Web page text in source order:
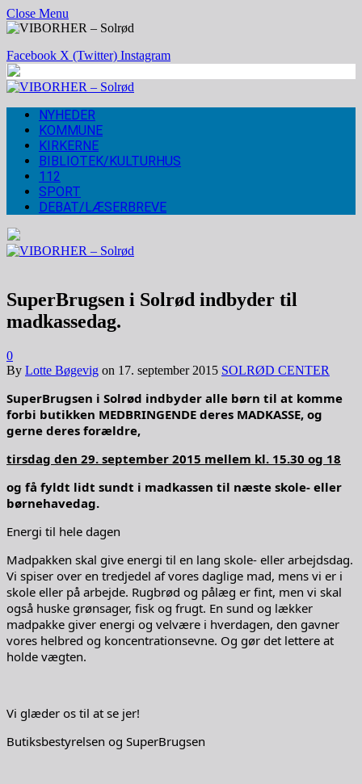
Close Menu
Facebook X (Twitter) Instagram
NYHEDER
KOMMUNE
KIRKERNE
BIBLIOTEK/KULTURHUS
112
SPORT
DEBAT/LÆSERBREVE
SuperBrugsen i Solrød indbyder til
madkassedag.
0
By Lotte Bøgevig on 17. september 2015 SOLRØD CENTER
SuperBrugsen i Solrød indbyder alle børn til at komme
forbi butikken MEDBRINGENDE deres MADKASSE, og
gerne deres forældre,
tirsdag den 29. september 2015 mellem kl. 15.30 og 18
og få fyldt lidt sundt i madkassen til næste skole- eller
børnehavedag.
Energi til hele dagen
Madpakken skal give energi til en lang skole- eller arbejdsdag.
Vi spiser over en tredjedel af vores daglige mad, mens vi er i
skole eller på arbejde. Rugbrød og pålæg er fint, men vi skal
også huske grønsager, fisk og frugt. En sund og lækker
madpakke giver energi og velvære i hverdagen, den gavner
vores helbred og koncentrationsevne. Og gør det lettere at
holde vægten.
Vi glæder os til at se jer!
Butiksbestyrelsen og SuperBrugsen